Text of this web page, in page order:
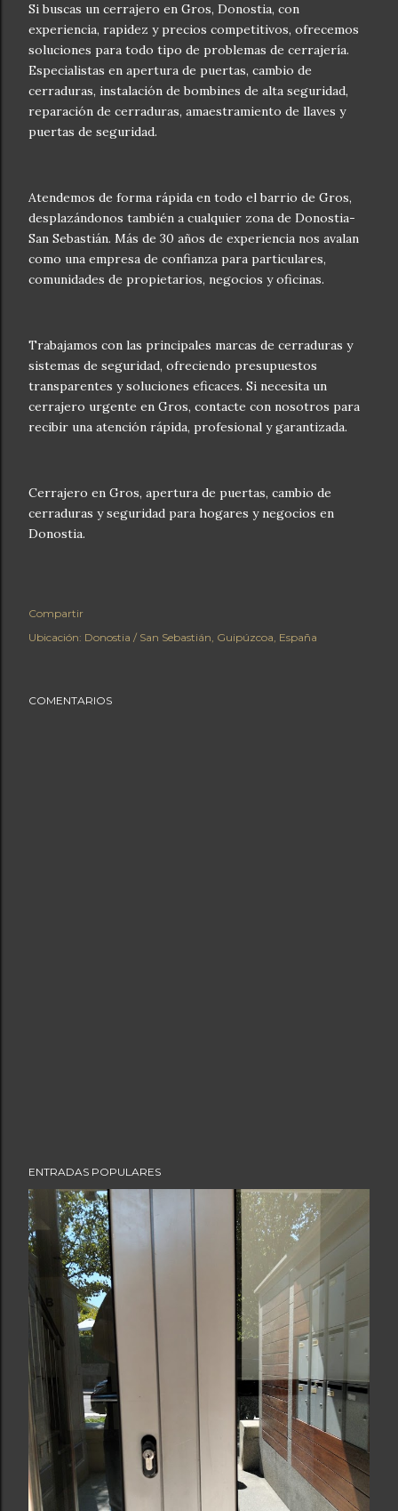
Si buscas un cerrajero en Gros, Donostia, con
experiencia, rapidez y precios competitivos, ofrecemos
soluciones para todo tipo de problemas de cerrajería.
Especialistas en apertura de puertas, cambio de
cerraduras, instalación de bombines de alta seguridad,
reparación de cerraduras, amaestramiento de llaves y
puertas de seguridad.
Atendemos de forma rápida en todo el barrio de Gros,
desplazándonos también a cualquier zona de Donostia-
San Sebastián. Más de 30 años de experiencia nos avalan
como una empresa de confianza para particulares,
comunidades de propietarios, negocios y oficinas.
Trabajamos con las principales marcas de cerraduras y
sistemas de seguridad, ofreciendo presupuestos
transparentes y soluciones eficaces. Si necesita un
cerrajero urgente en Gros, contacte con nosotros para
recibir una atención rápida, profesional y garantizada.
Cerrajero en Gros, apertura de puertas, cambio de
cerraduras y seguridad para hogares y negocios en
Donostia.
Compartir
Ubicación: Donostia / San Sebastián, Guipúzcoa, España
COMENTARIOS
ENTRADAS POPULARES